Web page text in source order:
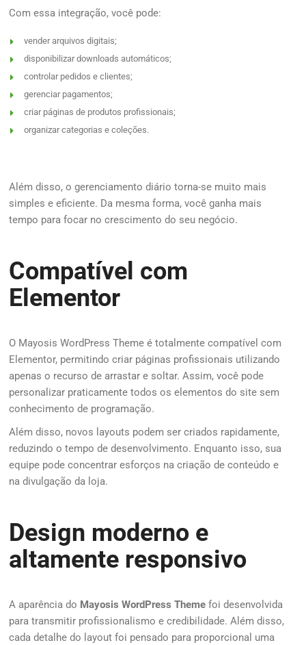
Com essa integração, você pode:
vender arquivos digitais;
disponibilizar downloads automáticos;
controlar pedidos e clientes;
gerenciar pagamentos;
criar páginas de produtos profissionais;
organizar categorias e coleções.
Além disso, o gerenciamento diário torna-se muito mais
simples e eficiente. Da mesma forma, você ganha mais
tempo para focar no crescimento do seu negócio.
Compatível com
Elementor
O Mayosis WordPress Theme é totalmente compatível com
Elementor, permitindo criar páginas profissionais utilizando
apenas o recurso de arrastar e soltar. Assim, você pode
personalizar praticamente todos os elementos do site sem
conhecimento de programação.
Além disso, novos layouts podem ser criados rapidamente,
reduzindo o tempo de desenvolvimento. Enquanto isso, sua
equipe pode concentrar esforços na criação de conteúdo e
na divulgação da loja.
Design moderno e
altamente responsivo
A aparência do Mayosis WordPress Theme foi desenvolvida
para transmitir profissionalismo e credibilidade. Além disso,
cada detalhe do layout foi pensado para proporcional uma